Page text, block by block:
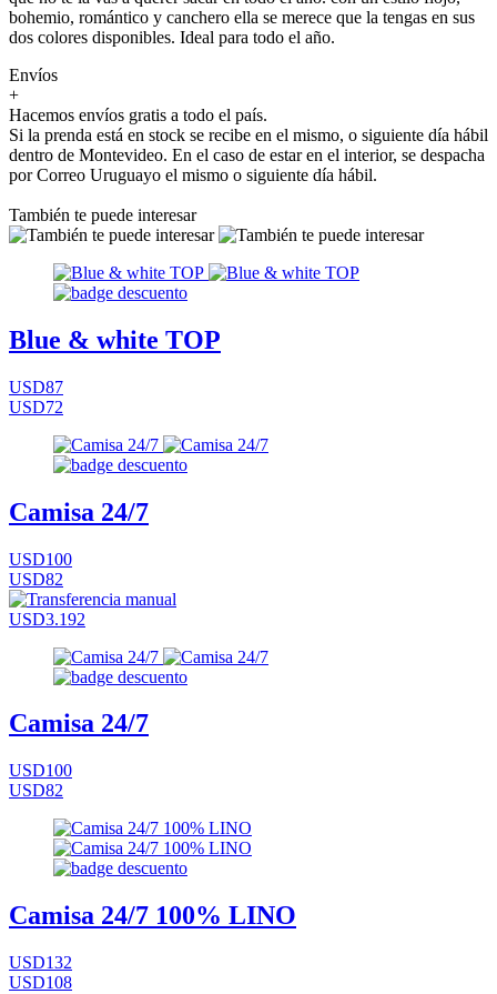
bohemio, romántico y canchero ella se merece que la tengas en sus
dos colores disponibles. Ideal para todo el año.
Envíos
+
Hacemos envíos gratis a todo el país.
Si la prenda está en stock se recibe en el mismo, o siguiente día hábil
dentro de Montevideo. En el caso de estar en el interior, se despacha
por Correo Uruguayo el mismo o siguiente día hábil.
También te puede interesar
Blue & white TOP
USD87
USD72
Camisa 24/7
USD100
USD82
USD3.192
Camisa 24/7
USD100
USD82
Camisa 24/7 100% LINO
USD132
USD108